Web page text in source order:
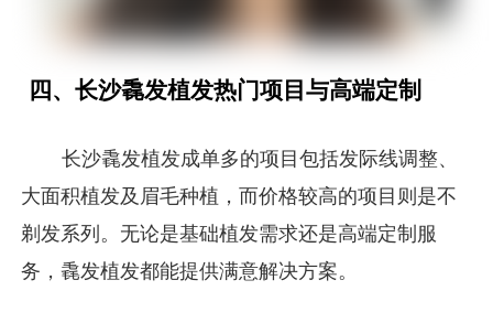
四、长沙毳发植发热门项目与高端定制
长沙毳发植发成单多的项目包括发际线调整、
大面积植发及眉毛种植，而价格较高的项目则是不
剃发系列。无论是基础植发需求还是高端定制服
务，毳发植发都能提供满意解决方案。